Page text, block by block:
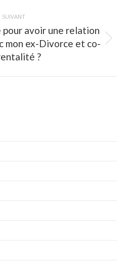
SUIVANT
Article
suivant
:
avoir une relation
mon ex-Divorce et co-
?